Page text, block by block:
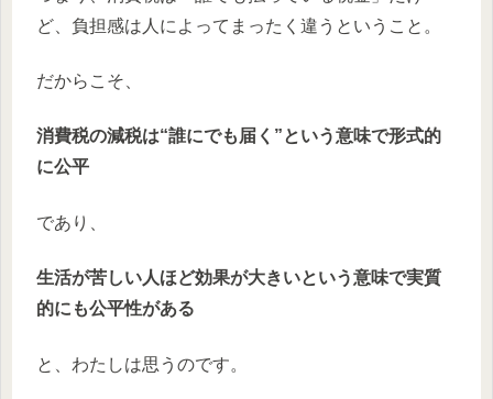
ど、負担感は人によってまったく違うということ。
だからこそ、
消費税の減税は“誰にでも届く”という意味で形式的
に公平
であり、
生活が苦しい人ほど効果が大きいという意味で実質
的にも公平性がある
と、わたしは思うのです。